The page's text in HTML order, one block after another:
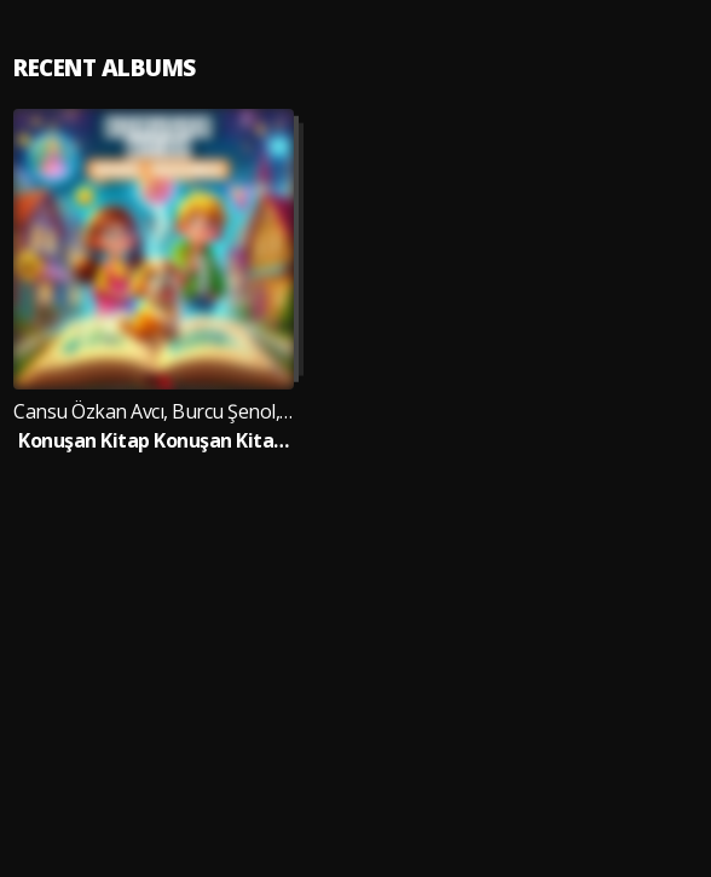
RECENT ALBUMS
Cansu Özkan Avcı, Burcu Şenol, Kerem Keskin and Evren Alganatay
Konuşan Kitap Konuşan Kitap Çocuk Şarkıları